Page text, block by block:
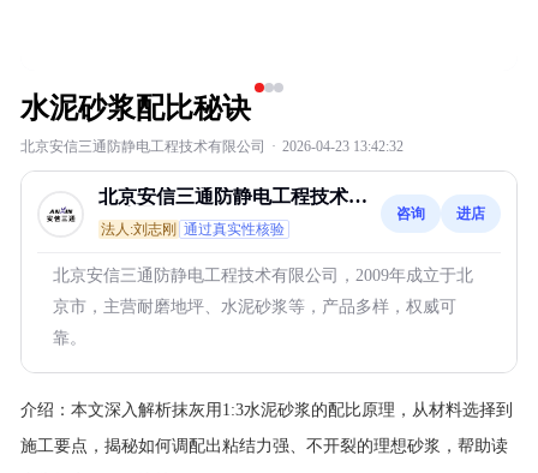
水泥砂浆配比秘诀
北京安信三通防静电工程技术有限公司 · 2026-04-23 13:42:32
北京安信三通防静电工程技术有
限公司
法人:刘志刚 通过真实性核验
咨询 进店
北京安信三通防静电工程技术有限公司，2009年成立于北
京市，主营耐磨地坪、水泥砂浆等，产品多样，权威可
靠。
介绍： 本文深入解析抹灰用1:3水泥砂浆的配比原理，从材料选择到
施工要点，揭秘如何调配出粘结力强、不开裂的理想砂浆，帮助读